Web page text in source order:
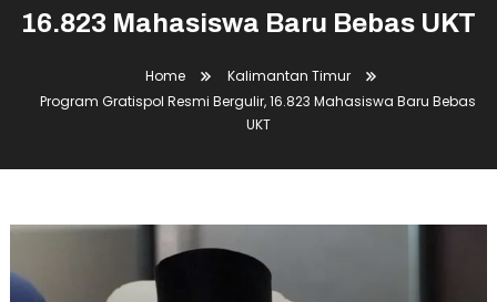
16.823 Mahasiswa Baru Bebas UKT
Home
Kalimantan Timur
Program Gratispol Resmi Bergulir, 16.823 Mahasiswa Baru Bebas
UKT